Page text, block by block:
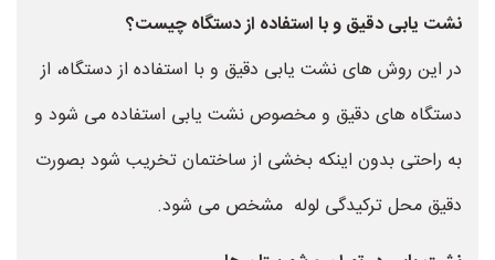
نشت یابی دقیق و با استفاده از دستگاه چیست؟
در این روش های نشت یابی دقیق و با استفاده از دستگاه، از
دستگاه های دقیق و مخصوص نشت یابی استفاده می شود و
به راحتی بدون اینکه بخشی از ساختمان تخریب شود بصورت
دقیق محل ترکیدگی لوله مشخص می شود.